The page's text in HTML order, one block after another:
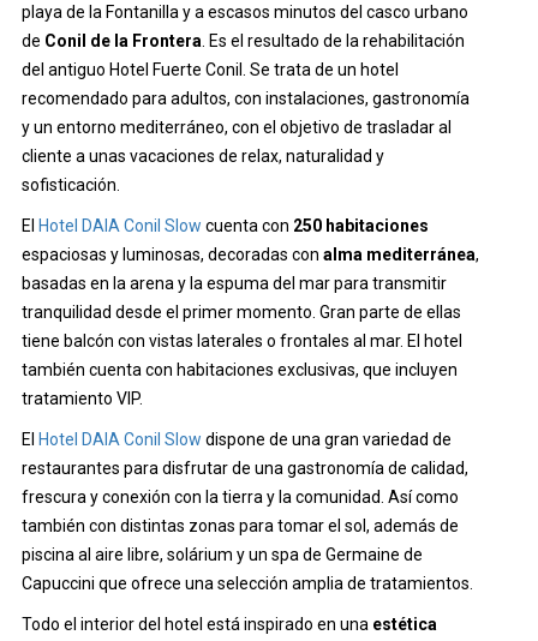
playa de la Fontanilla y a escasos minutos del casco urbano
de Conil de la Frontera . Es el resultado de la rehabilitación
del antiguo Hotel Fuerte Conil. Se trata de un hotel
recomendado para adultos, con instalaciones, gastronomía
y un entorno mediterráneo, con el objetivo de trasladar al
cliente a unas vacaciones de relax, naturalidad y
sofisticación.
El Hotel DAIA Conil Slow cuenta con 250 habitaciones
espaciosas y luminosas, decoradas con alma mediterránea,
basadas en la arena y la espuma del mar para transmitir
tranquilidad desde el primer momento. Gran parte de ellas
tiene balcón con vistas laterales o frontales al mar. El hotel
también cuenta con habitaciones exclusivas, que incluyen
tratamiento VIP.
El Hotel DAIA Conil Slow dispone de una gran variedad de
restaurantes para disfrutar de una gastronomía de calidad,
frescura y conexión con la tierra y la comunidad. Así como
también con distintas zonas para tomar el sol, además de
piscina al aire libre, solárium y un spa de Germaine de
Capuccini que ofrece una selección amplia de tratamientos.
Todo el interior del hotel está inspirado en una estética